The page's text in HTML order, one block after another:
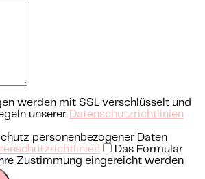
werden mit SSL verschlüsselt und
unserer Datenschutzrichtlinien
personenbezogener Daten
Das Formular
Zustimmung eingereicht werden